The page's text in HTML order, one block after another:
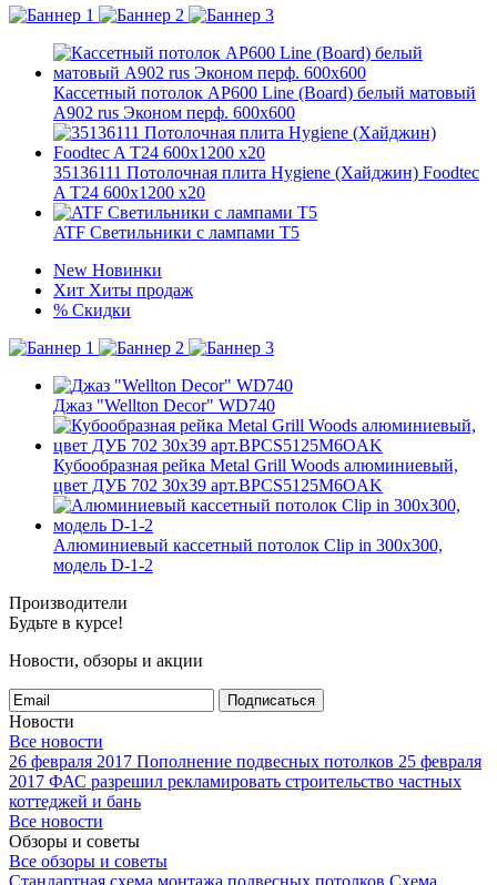
Кассетный потолок AP600 Line (Board) белый матовый
А902 rus Эконом перф. 600x600
35136111 Потолочная плита Hygiene (Хайджин) Foodtec
A T24 600x1200 x20
ATF Светильники с лампами Т5
New Новинки
Хит Хиты продаж
% Скидки
Джаз "Wellton Decor" WD740
Кубообразная рейка Metal Grill Woods алюминиевый,
цвет ДУБ 702 30x39 арт.BPCS5125M6OAK
Алюминиевый кассетный потолок Clip in 300х300,
модель D-1-2
Производители
Будьте в курсе!
Новости, обзоры и акции
Подписаться
Новости
Все новости
26 февраля 2017 Пополнение подвесных потолков 25 февраля
2017 ФАС разрешил рекламировать строительство частных
коттеджей и бань
Все новости
Обзоры и советы
Все обзоры и советы
Стандартная схема монтажа подвесных потолков Схема